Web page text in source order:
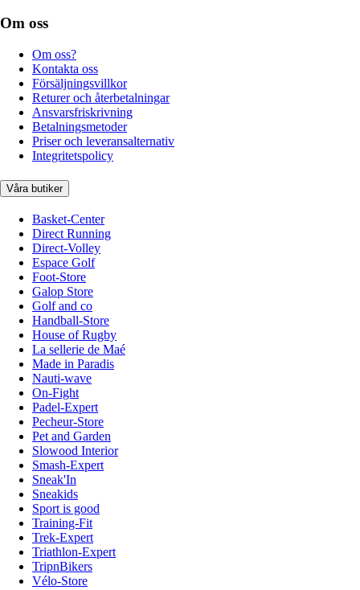
Om oss
Om oss?
Kontakta oss
Försäljningsvillkor
Returer och återbetalningar
Ansvarsfriskrivning
Betalningsmetoder
Priser och leveransalternativ
Integritetspolicy
Våra butiker
Basket-Center
Direct Running
Direct-Volley
Espace Golf
Foot-Store
Galop Store
Golf and co
Handball-Store
House of Rugby
La sellerie de Maé
Made in Paradis
Nauti-wave
On-Fight
Padel-Expert
Pecheur-Store
Pet and Garden
Slowood Interior
Smash-Expert
Sneak'In
Sneakids
Sport is good
Training-Fit
Trek-Expert
Triathlon-Expert
TripnBikers
Vélo-Store